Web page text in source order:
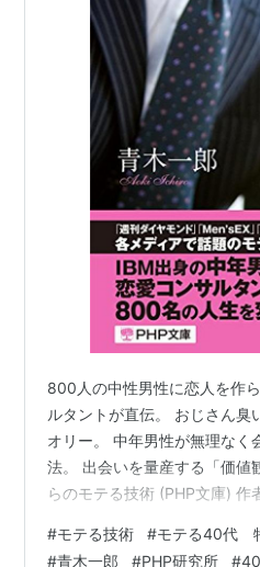
800人の中性男性に恋人を作
ルタントが直伝。 おじさん臭
オリー。 中年男性が無理なく
法。 出会いを量産する「価
らのモテる技術 (PHP文庫) 作
#モテる技術 #モテる40代
#青木一郎 #PHP研究所 #